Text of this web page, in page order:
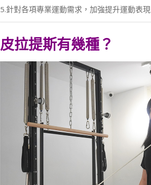
5.針對各項專業運動需求，加強提升運動表現
皮拉提斯有幾種？